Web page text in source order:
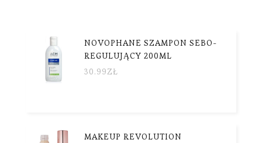
NOVOPHANE SZAMPON SEBO-
REGULUJĄCY 200ML
30.99ZŁ
MAKEUP REVOLUTION